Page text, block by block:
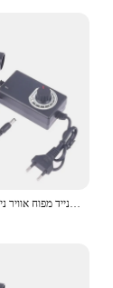
7530 מריחה מתכת נייד מפוח אוויר נייד מפוח 2500r צנטריפוגלי אוויר קריר מאוורר bbq